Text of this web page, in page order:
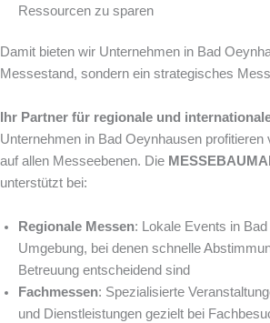
Ressourcen zu sparen
Damit bieten wir Unternehmen in Bad
Messestand, sondern ein strategisches
Ihr Partner für regionale und
Unternehmen in Bad Oeynhausen profitieren
auf allen Messeebenen. Die
unterstützt bei:
Regionale Messen: Lokale Events in
Umgebung, bei denen schnelle
Betreuung entscheidend sind
Fachmessen: Spezialisierte
und Dienstleistungen gezielt bei